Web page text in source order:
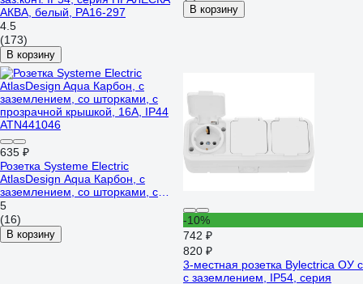
АКВА, белый, РА16-297
4.5
(173)
В корзину
В корзину
635 ₽
Розетка Systeme Electric
AtlasDesign Aqua Карбон, с
заземлением, со шторками, с
прозрачной крышкой, 16А, IP44
ATN441046
5
(16)
В корзину
-10%
742 ₽
820 ₽
3-местная розетка Bylectrica ОУ с
с заземлением, IP54, серия